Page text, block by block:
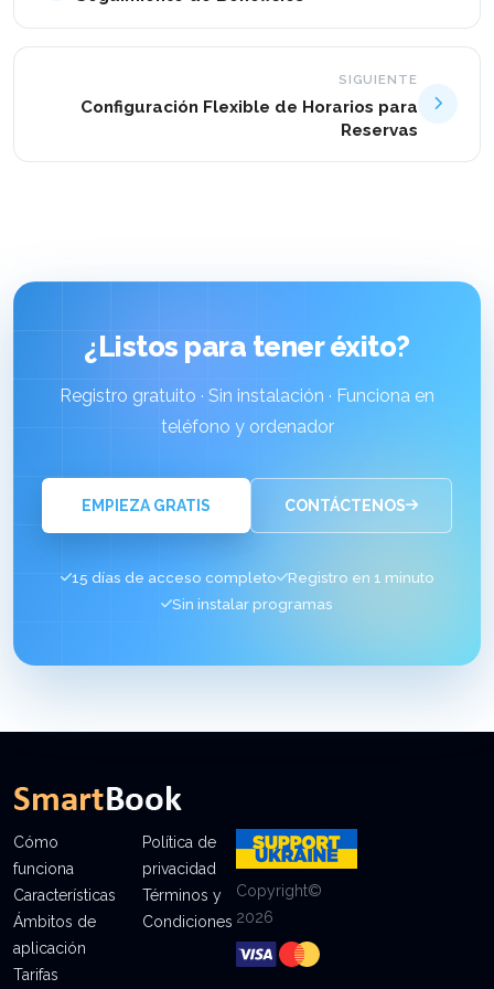
SIGUIENTE
Configuración Flexible de Horarios para
Reservas
¿Listos para tener éxito?
Registro gratuito · Sin instalación · Funciona en
teléfono y ordenador
EMPIEZA GRATIS CONTÁCTENOS
15 días de acceso completo
Registro en 1 minuto
Sin instalar programas
Cómo
funciona
Características
Ámbitos de
aplicación
Tarifas
Política de
privacidad
Términos y
Condiciones
Copyright©
2026